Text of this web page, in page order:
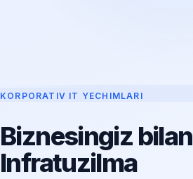
KORPORATIV IT YECHIMLARI
Biznesingiz bilan
Infratuzilma